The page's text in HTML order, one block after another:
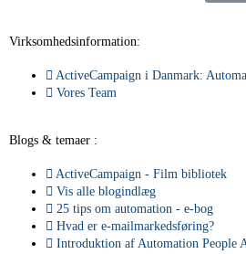
Virksomhedsinformation:
ActiveCampaign i Danmark:
Vores Team
Blogs & temaer :
ActiveCampaign - Film bibliotek
Vis alle blogindlæg
25 tips om automation - e-bog
Hvad er e-mailmarkedsføring?
Introduktion af Automation People